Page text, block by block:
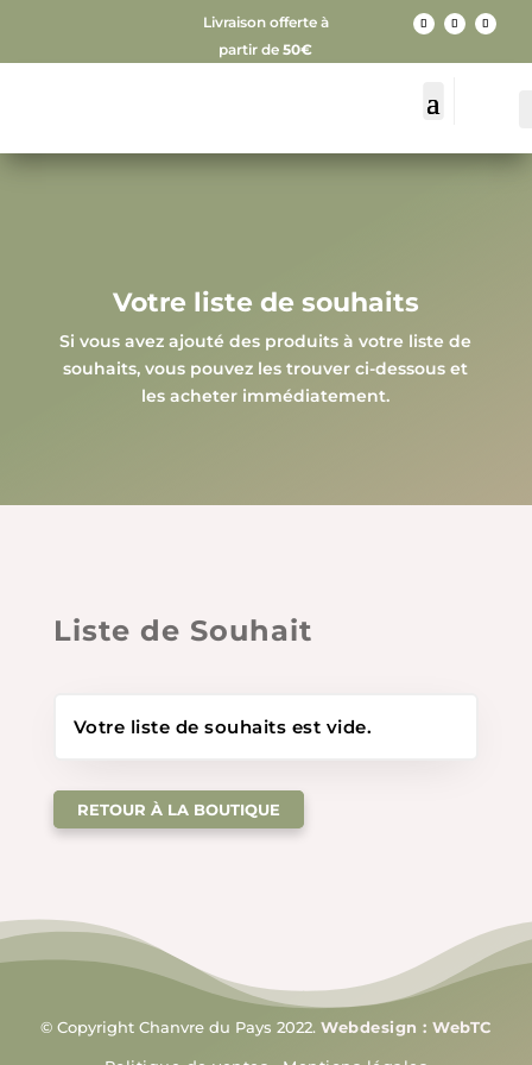
Livraison offerte à
partir de50€
Votre liste de souhaits
Si vous avez ajouté des produits à votre liste de
souhaits, vous pouvez les trouver ci-dessous et
les acheter immédiatement.
Liste de Souhait
Votre liste de souhaits est vide.
RETOUR À LA BOUTIQUE
© Copyright Chanvre du Pays 2022.Webdesign : WebTC